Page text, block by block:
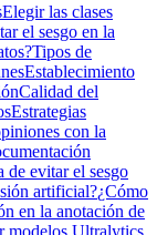
Elegir las clases
el sesgo en la
Tipos de
Establecimiento
Calidad del
Estrategias
con la
de evitar el sesgo
artificial?¿Cómo
en la anotación de
modelos Ultralytics